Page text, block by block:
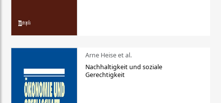
Arne Heise et al.
Nachhaltigkeit und soziale
Gerechtigkeit